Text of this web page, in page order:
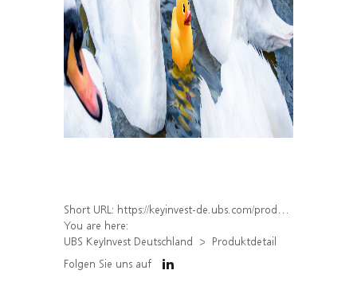
Short URL: https://keyinvest-de.ubs.com/produkt/detail/index/isin/DE000WA7W5C0
You are here:
UBS KeyInvest Deutschland
Produktdetail
Folgen Sie uns auf